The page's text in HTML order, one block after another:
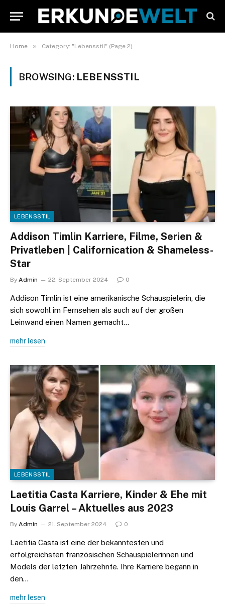
Home » Category: "Lebensstil" (Page 2)
BROWSING: LEBENSSTIL
LEBENSSTIL
Addison Timlin Karriere, Filme, Serien &
Privatleben | Californication & Shameless-
Star
By Admin 22. September 2024 0
Addison Timlin ist eine amerikanische Schauspielerin, die
sich sowohl im Fernsehen als auch auf der großen
Leinwand einen Namen gemacht…
mehr lesen
LEBENSSTIL
Laetitia Casta Karriere, Kinder & Ehe mit
Louis Garrel – Aktuelles aus 2023
By Admin 21. September 2024 0
Laetitia Casta ist eine der bekanntesten und
erfolgreichsten französischen Schauspielerinnen und
Models der letzten Jahrzehnte. Ihre Karriere begann in
den…
mehr lesen